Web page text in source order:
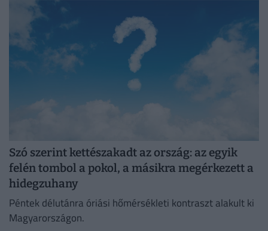
jelentik.
Szó szerint kettészakadt az ország: az egyik
felén tombol a pokol, a másikra megérkezett a
hidegzuhany
Péntek délutánra óriási hőmérsékleti kontraszt alakult ki
Magyarországon.